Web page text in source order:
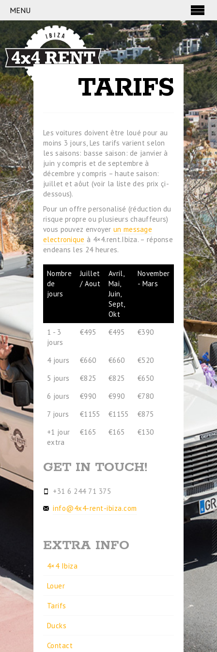
MENU
TARIFS
Les voitures doivent être loué pour au
moins 3 jours, Les tarifs varient selon
les saisons: basse saison: de janvier à
juin y compris et de septembre à
décembre y compris – haute saison:
juillet et aôut (voir la liste des prix çi-
dessous).
Pour un offre personalisé (réduction du
risque propre ou plusieurs chauffeurs)
vous pouvez envoyerun message
electronique à 4×4.rent.Ibiza. – réponse
endeans les 24 heures.
Nombre
de
jours
Juillet
/ Aout
Avril,
Mai,
Juin,
Sept,
Okt
November
- Mars
1 - 3
jours
€495 €495 €390
4 jours €660 €660
€520
5 jours
€825 €825
€650
6 jours
€990 €990
€780
7 jours
€1155 €1155
€875
+1 jour
extra
€165 €165 €130
GET IN TOUCH!
+31 6 244 71 375
info@4x4-rent-ibiza.com
EXTRA INFO
4×4 Ibiza
Louer
Tarifs
Ducks
Contact